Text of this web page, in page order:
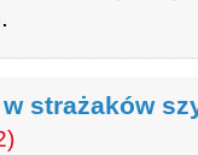
strażaków